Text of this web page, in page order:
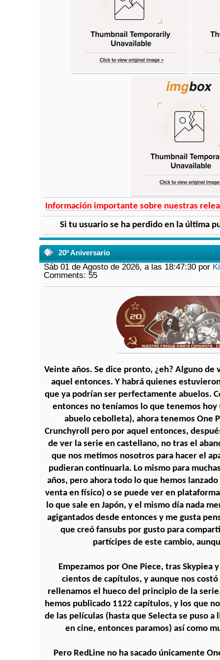
Información importante sobre nuestras
Si tu usuario se ha perdido en la última
20º Aniversario
Sáb 01 de Agosto de 2026, a las 18:47:30 por
Comments: 55
Veinte años. Se dice pronto, ¿eh? Alguno
aquel entonces. Y habrá quienes
que ya podrían ser perfectamente abuelos.
entonces no teníamos lo que tenemos hoy
abuelo cebolleta), ahora tenemos One
Crunchyroll pero por aquel entonces,
de ver la serie en castellano, no tras el
que nos metimos nosotros para hacer el
pudieran continuarla. Lo mismo para
años, pero ahora todo lo que hemos
venta en físico) o se puede ver en
lo que sale en Japón, y el mismo día nada
agigantados desde entonces y me gusta
que creó fansubs por gusto para
partícipes de este cambio,
Empezamos por One Piece, tras Skypiea
cientos de capítulos, y aunque nos
rellenamos el hueco del principio de la
hemos publicado 1122 capítulos, y los que
de las películas (hasta que Selecta se puso a
en cine, entonces paramos) así como
Pero RedLine no ha sacado únicamente